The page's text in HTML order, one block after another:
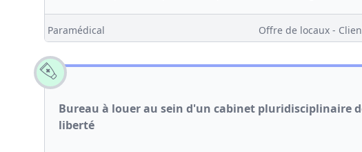
Paramédical Offre de locaux -
Bureau à louer au sein d'un cabinet pluridisciplinaire
liberté